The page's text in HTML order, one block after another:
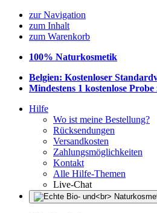
zur Navigation
zum Inhalt
zum Warenkorb
100% Naturkosmetik
Belgien: Kostenloser
Mindestens 1 kostenlose Probe
Hilfe
Wo ist meine Bestellung?
Rücksendungen
Versandkosten
Zahlungsmöglichkeiten
Kontakt
Alle Hilfe-Themen
Live-Chat